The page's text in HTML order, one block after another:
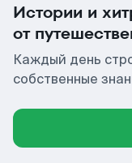
Истории и
от
Каждый день
собственные